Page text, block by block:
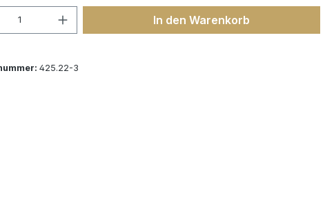
Anzahl: Gib den gewünschten Wert
In den Warenkorb
425.22-3